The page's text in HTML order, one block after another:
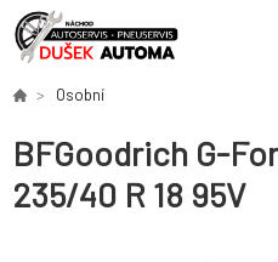
Osobní
BFGoodrich G-
235/40 R 18 95V